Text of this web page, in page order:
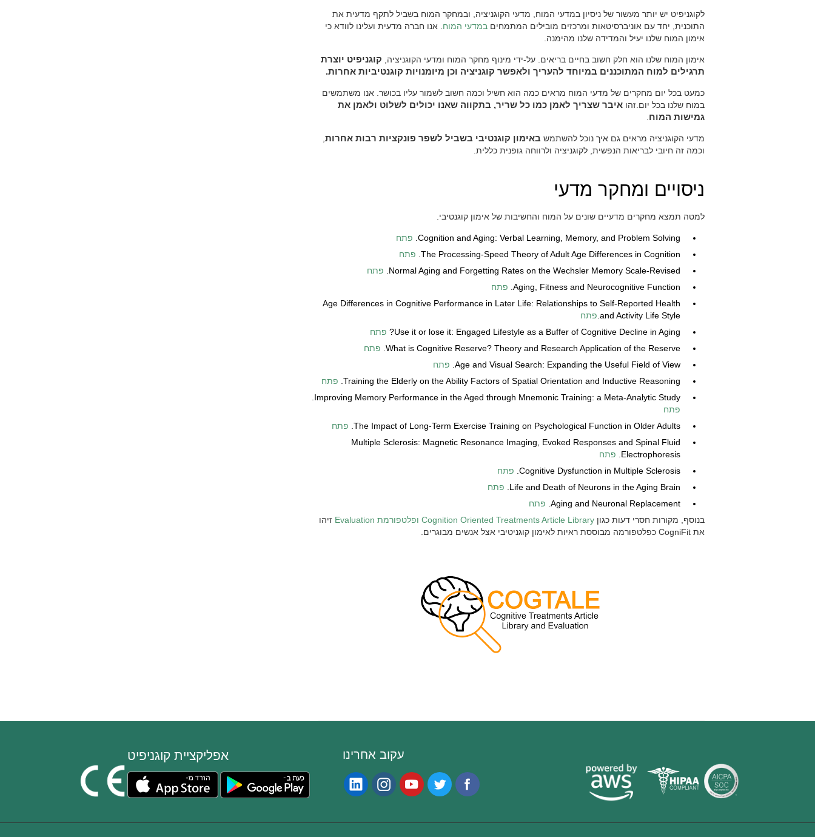
לקוגניפיט יש יותר מעשור של ניסיון במדעי המוח, מדעי הקוגניציה, ובמחקר המוח בשביל לתקף מדעית את
התוכנית, יחד עם אוניברסיטאות ומרכזים מובילים המתמחים במדעי המוח . אנו חברה מדעית ועלינו לוודא כי
אימון המוח שלנו יעיל והמדידה שלנו מהימנה.
אימון המוח שלנו הוא חלק חשוב בחיים בריאים. על-ידי מינוף מחקר המוח ומדעי הקוגניציה, קוגניפיט יוצרת
תרגילים למוח המתוכננים במיוחד להעריך ולאפשר קוגניציה וכן מיומנויות קוגנטיביות אחרות.
כמעט בכל יום מחקרים של מדעי המוח מראים כמה הוא חשיל וכמה חשוב לשמור עליו בכושר. אנו משתמשים
במוח שלנו בכל יום.זהו איבר שצריך לאמן כמו כל שריר, בתקווה שאנו יכולים לשלוט ולאמן את
גמישות המוח
מדעי הקוגניציה מראים גם איך נוכל להשתמש באימון קוגנטיבי בשביל לשפר פונקציות רבות אחרות
וכמה זה חיובי לבריאות הנפשית, לקוגניציה ולרווחה גופנית כללית.
ניסויים ומחקר מדעי
למטה תמצא מחקרים מדעיים שונים על המוח והחשיבות של אימון קוגנטיבי.
Cognition and Aging: Verbal Learning, Memory, and Problem Solving. פתח
The Processing-Speed Theory of Adult Age Differences in Cognition. פתח
Normal Aging and Forgetting Rates on the Wechsler Memory Scale-Revised.
פתח
Aging, Fitness and Neurocognitive Function. פתח
Age Differences in Cognitive Performance in Later Life: Relationships to Self-Reported Health
and Activity Life Style. פתח
Use it or lose it: Engaged Lifestyle as a Buffer of Cognitive Decline in Aging?
פתח
What is Cognitive Reserve? Theory and Research Application of the Reserve. פתח
Age and Visual Search: Expanding the Useful Field of View. פתח
Training the Elderly on the Ability Factors of Spatial Orientation and Inductive Reasoning. פתח
Improving Memory Performance in the Aged through Mnemonic Training: a Meta-Analytic Study.
פתח
The Impact of Long-Term Exercise Training on Psychological Function in Older Adults. פתח
Multiple Sclerosis: Magnetic Resonance Imaging, Evoked Responses and Spinal Fluid
Electrophoresis.
פתח
Cognitive Dysfunction in Multiple Sclerosis. פתח
Life and Death of Neurons in the Aging Brain.
פתח
Aging and Neuronal Replacement. פתח
בנוסף, מקורות חסרי דעות כגון Cognition Oriented Treatments Article Library ופלטפורמת Evaluation
זיהו
את CogniFit כפלטפורמה מבוססת ראיות לאימון קוגניטיבי אצל אנשים מבוגרים.
אפליקציית קוגניפיט עקוב אחרינו